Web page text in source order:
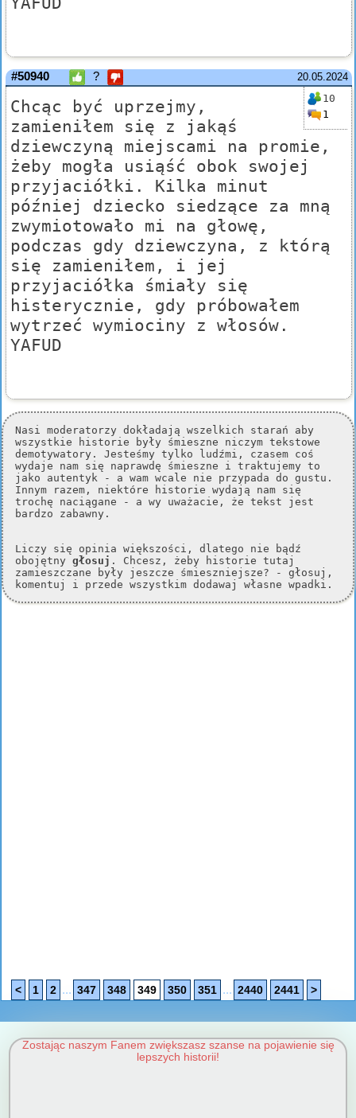
20.05.2024
#50940 ?
10
1
Chcąc być uprzejmy,
zamieniłem się z jakąś
dziewczyną miejscami na promie,
żeby mogła usiąść obok swojej
przyjaciółki. Kilka minut
później dziecko siedzące za mną
zwymiotowało mi na głowę,
podczas gdy dziewczyna, z którą
się zamieniłem, i jej
przyjaciółka śmiały się
histerycznie, gdy próbowałem
wytrzeć wymiociny z włosów.
YAFUD
Nasi moderatorzy dokładają wszelkich starań aby
wszystkie historie były śmieszne niczym tekstowe
demotywatory. Jesteśmy tylko ludźmi, czasem coś
wydaje nam się naprawdę śmieszne i traktujemy to
jako autentyk - a wam wcale nie przypada do gustu.
Innym razem, niektóre historie wydają nam się
trochę naciągane - a wy uważacie, że tekst jest
bardzo zabawny.
Liczy się opinia większości, dlatego nie bądź
obojętny głosuj . Chcesz, żeby historie tutaj
zamieszczane były jeszcze śmieszniejsze? - głosuj,
komentuj i przede wszystkim dodawaj własne wpadki.
< 1 2 ... 347 348 349 350 351 ... 2440 2441 >
Zostając naszym Fanem zwiększasz szanse na pojawienie się
lepszych historii!